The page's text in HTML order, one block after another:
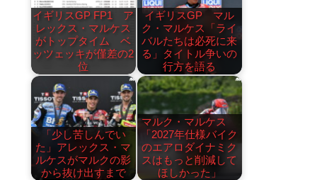
イギリスGP FP1 ア
レックス・マルケス
がトップタイム ベ
ッツェッキが僅差の2
位
イギリスGP マル
ク・マルケス「ライ
バルたちは必死に来
る」タイトル争いの
行方を語る
「少し苦しんでい
た」アレックス・マ
ルケスがマルクの影
から抜け出すまで
マルク・マルケス
「2027年仕様バイク
のエアロダイナミク
スはもっと削減して
ほしかった」